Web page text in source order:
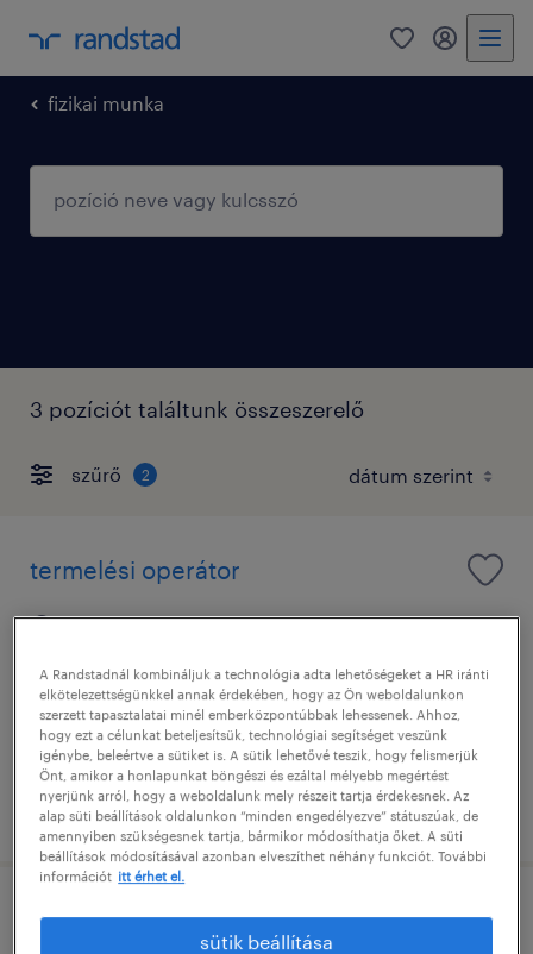
0 fiókom
fizikai munka
3 pozíciót találtunk összeszerelő
szűrő 2
termelési operátor
tatabánya, komárom-esztergom
általános iskolai végzettség / primary school
megjelenítve ekkor: 28 július 2026
berendezéskezelő
A Randstadnál kombináljuk a technológia adta lehetőségeket a HR iránti
elkötelezettségünkkel annak érdekében, hogy az Ön weboldalunkon
szerzett tapasztalatai minél emberközpontúbbak lehessenek. Ahhoz,
hogy ezt a célunkat beteljesítsük, technológiai segítséget veszünk
igénybe, beleértve a sütiket is. A sütik lehetővé teszik, hogy felismerjük
Önt, amikor a honlapunkat böngészi és ezáltal mélyebb megértést
nyerjünk arról, hogy a weboldalunk mely részeit tartja érdekesnek. Az
alap süti beállítások oldalunkon “minden engedélyezve” státuszúak, de
amennyiben szükségesnek tartja, bármikor módosíthatja őket. A süti
beállítások módosításával azonban elveszíthet néhány funkciót. További
információt itt érhet el.
sütik beállítása